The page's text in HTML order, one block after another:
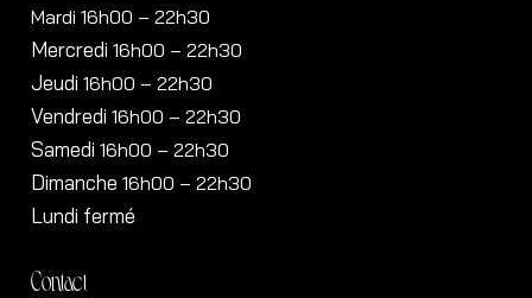
Mardi 16h00 – 22h30
Mercredi 16h00 – 22h30
Jeudi 16h00 – 22h30
Vendredi 16h00 – 22h30
Samedi 16h00 – 22h30
Dimanche 16h00 – 22h30
Lundi fermé
Contact